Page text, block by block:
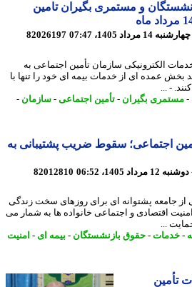
و مستمری بگیران تامین
82026197
الکترونیکی سازمان تأمین اجتماعی به
عمده ای از خدمات بیمه ای خود را تنها با
- ...
بگیران- تأمین اجتماعی-سازمان -
اجتماعی؛ سقوط ضریب پشتیبانی به
82012810
پشتوانه ای برای روزهای سخت زندگی
اقتصادی و اجتماعی خانواده ها به شمار می
...
-حقوق بازنشستگان-بیمه ای- امنیت